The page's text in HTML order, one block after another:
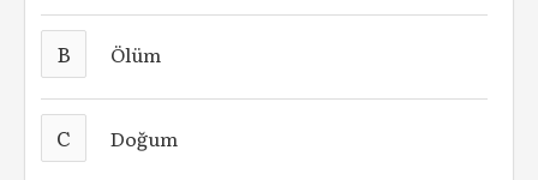
B Ölüm
C Doğum